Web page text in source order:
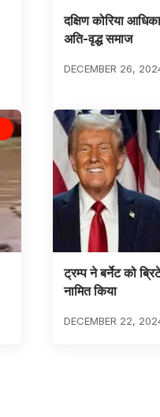
दक्षिण कोरिया
अति-वृद्ध समाज
DECEMBER 26,
ट्रम्प ने बर्नेट को
नामित किया
DECEMBER 22,